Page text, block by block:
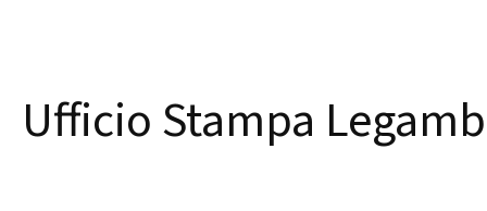
Ufficio Stampa